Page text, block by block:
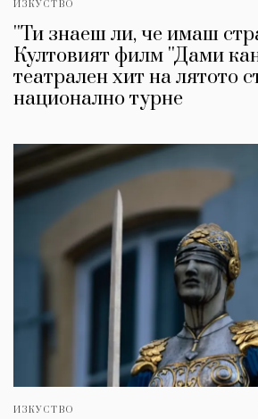
ИЗКУСТВО
''Ти знаеш ли, че имаш
Култовият филм ''Дами
театрален хит на лятото
национално турне
ИЗКУСТВО